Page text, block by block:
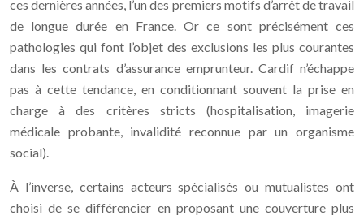
ces dernières années, l’un des premiers motifs d’arrêt de travail
de longue durée en France. Or ce sont précisément ces
pathologies qui font l’objet des exclusions les plus courantes
dans les contrats d’assurance emprunteur. Cardif n’échappe
pas à cette tendance, en conditionnant souvent la prise en
charge à des critères stricts (hospitalisation, imagerie
médicale probante, invalidité reconnue par un organisme
social).
À l’inverse, certains acteurs spécialisés ou mutualistes ont
choisi de se différencier en proposant une couverture plus